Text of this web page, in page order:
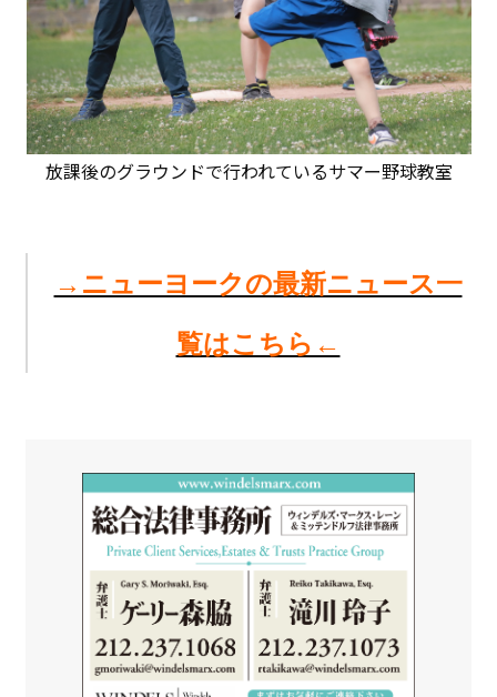
放課後のグラウンドで行われているサマー野球教室
→ニューヨークの最新ニュース一
覧はこちら←